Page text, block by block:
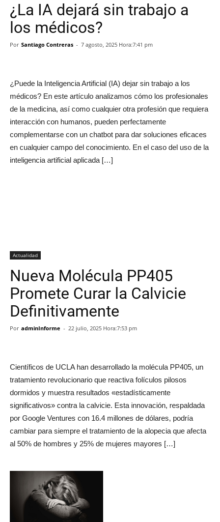
¿La IA dejará sin trabajo a
los médicos?
Por Santiago Contreras - 7 agosto, 2025 Hora:7:41 pm
¿Puede la Inteligencia Artificial (IA) dejar sin trabajo a los
médicos? En este artículo analizamos cómo los profesionales
de la medicina, así como cualquier otra profesión que requiera
interacción con humanos, pueden perfectamente
complementarse con un chatbot para dar soluciones eficaces
en cualquier campo del conocimiento. En el caso del uso de la
inteligencia artificial aplicada […]
Actualidad
Nueva Molécula PP405
Promete Curar la Calvicie
Definitivamente
Por adminInforme - 22 julio, 2025 Hora:7:53 pm
Científicos de UCLA han desarrollado la molécula PP405, un
tratamiento revolucionario que reactiva folículos pilosos
dormidos y muestra resultados «estadísticamente
significativos» contra la calvicie. Esta innovación, respaldada
por Google Ventures con 16.4 millones de dólares, podría
cambiar para siempre el tratamiento de la alopecia que afecta
al 50% de hombres y 25% de mujeres mayores […]